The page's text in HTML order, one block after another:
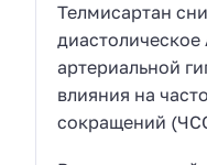
Телмисартан
артериальной
влияния на
сокращений